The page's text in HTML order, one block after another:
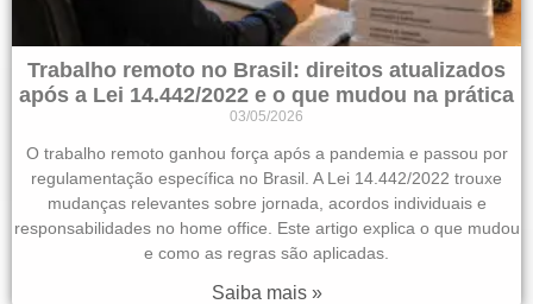
Trabalho remoto no Brasil: direitos atualizados
após a Lei 14.442/2022 e o que mudou na prática
03/05/2026
O trabalho remoto ganhou força após a pandemia e passou por
regulamentação específica no Brasil. A Lei 14.442/2022 trouxe
mudanças relevantes sobre jornada, acordos individuais e
responsabilidades no home office. Este artigo explica o que mudou
e como as regras são aplicadas.
Saiba mais »